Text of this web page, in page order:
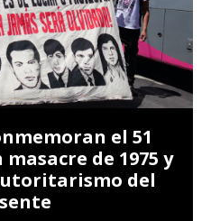
el 51
de 1975 y
del